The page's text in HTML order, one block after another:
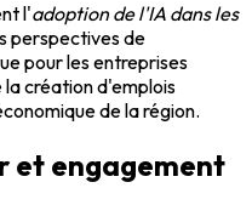
l'adoption de l'IA dans les
perspectives de
pour les entreprises
création d'emplois
de la région.
et engagement